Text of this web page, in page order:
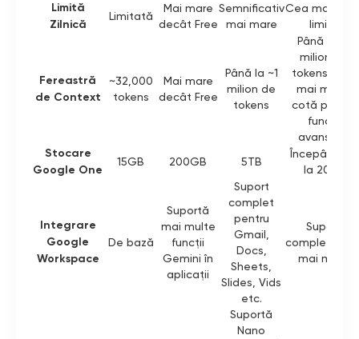
Limită
Zilnică
Limitată
Mai mare
decât Free
Semnificativ
mai mare
Cea mai
limită
Fereastră
de Context
~32,000
tokens
Mai mare
decât Free
Până la ~1
milion de
tokens
Până la ~1
milion de
tokens, plus
mai multă
cotă pentru
funcții
avansate
Stocare
Google One
15GB 200GB 5TB
Începând de
la 20TB
Integrare
Google
Workspace
De bază
Suportă
mai multe
funcții
Gemini în
aplicații
Suport
complet
pentru
Gmail,
Docs,
Sheets,
Slides, Vids
etc.
Suport
complet,
mai mare
Suportă
Nano